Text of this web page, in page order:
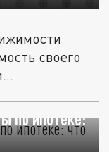
своего
по ипотеке: